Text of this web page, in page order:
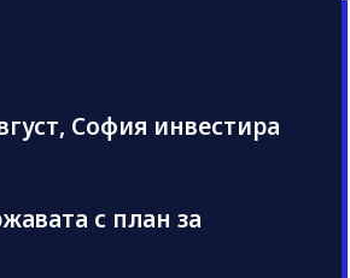
София инвестира
с план за